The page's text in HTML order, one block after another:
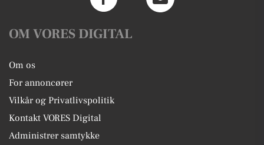
OM VORES DIGITAL
Om os
For annoncører
Vilkår og Privatlivspolitik
Kontakt VORES Digital
Administrer samtykke